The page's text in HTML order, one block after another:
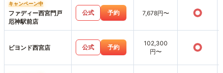
キャンペーン中
ファディー西宮門戸
厄神駅前店
公式 予約 7,678円〜 ○
ビヨンド西宮店 公式 予約
102,300
円〜
○